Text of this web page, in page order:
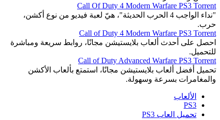
Call Of Duty 4 Modern Warfare PS3 Torrent
"نداء الواجب 4 الحرب الحديثة"، هيّ لعبة فيديو من نوع أكشن،
حرب.
Call of Duty 4 Modern Warfare PS3 Torrent
احصل على أحدث ألعاب بلايستيشن مجانًا، روابط سريعة ومباشرة
للتحميل.
Call of Duty Advanced Warfare PS3 Torrent
تحميل أفضل ألعاب بلايستيشن مجانًا، استمتع بألعاب الأكشن
والمغامرات بسرعة وسهولة.
الألعاب
PS3
تحميل العاب PS3